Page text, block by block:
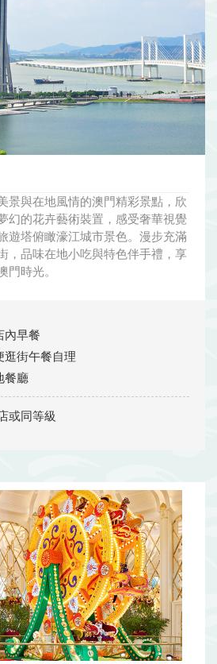
景與在地風情的澳門精彩景點，欣
幻的花卉藝術裝置，感受奢華視覺
遊塔俯瞰濠江城市景色。漫步充滿
，品味在地小吃與特色伴手禮，享
門時光。
內早餐
逛街午餐自理
餐廳
或同等級